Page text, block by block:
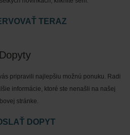
TERAZ
Dopyty
pripravili najlepšiu možnú ponuku. Radi
informácie, ktoré ste nenašli na našej
stránke.
DOPYT